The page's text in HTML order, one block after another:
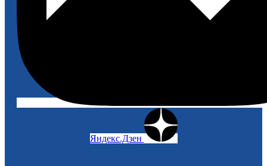
Яндекс.Дзен